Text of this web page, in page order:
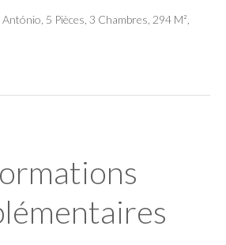
5 Pièces, 3 Chambres, 294 M²,